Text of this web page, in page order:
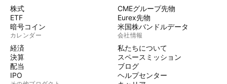
株式
ETF
暗号コイン
カレンダー
経済
決算
配当
IPO
CMEグループ先物
Eurex先物
米国株バンドルデータ
会社情報
私たちについて
スペースミッション
ブログ
ヘルプセンター